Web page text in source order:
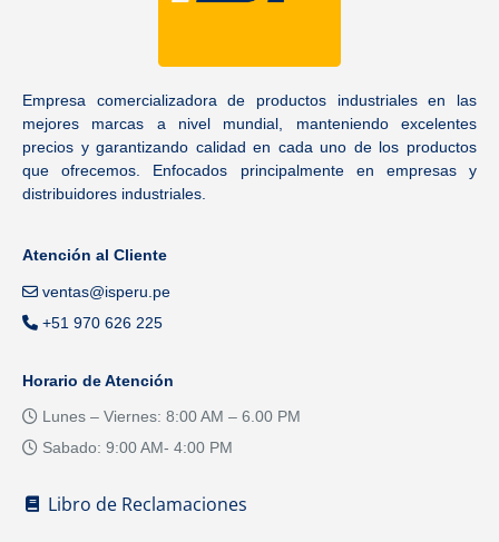
Empresa comercializadora de productos industriales en las
mejores marcas a nivel mundial, manteniendo excelentes
precios y garantizando calidad en cada uno de los productos
que ofrecemos. Enfocados principalmente en empresas y
distribuidores industriales.
Atención al Cliente
ventas@isperu.pe
+51 970 626 225
Horario de Atención
Lunes – Viernes: 8:00 AM – 6.00 PM
Sabado: 9:00 AM- 4:00 PM
Libro de Reclamaciones